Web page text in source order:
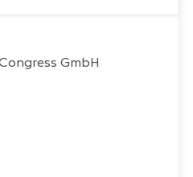
GmbH